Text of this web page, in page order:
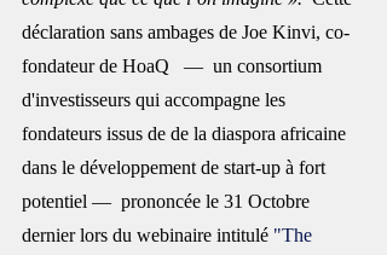
déclaration sans ambages de Joe Kinvi, co-
fondateur de HoaQ   —  un consortium
d'investisseurs qui accompagne les
fondateurs issus de de la diaspora africaine
dans le développement de start-up à fort
potentiel —  prononcée le 31 Octobre
dernier lors du webinaire intitulé "The